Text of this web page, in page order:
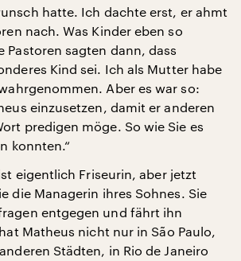
hatte. Ich dachte erst, er ahmt
nach. Was Kinder eben so
Pastoren sagten dann, dass
Kind sei. Ich als Mutter habe
Aber es war so:
einzusetzen, damit er anderen
predigen möge. So wie Sie es
konnten.“
eigentlich Friseurin, aber jetzt
die Managerin ihres Sohnes. Sie
entgegen und fährt ihn
Matheus nicht nur in São Paulo,
Städten, in Rio de Janeiro